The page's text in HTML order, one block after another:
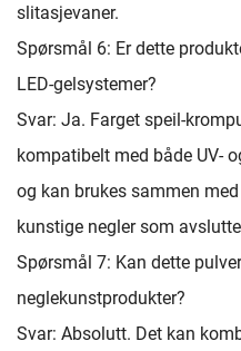
slitasjevaner.
Spørsmål 6: Er dette
LED-gelsystemer?
Svar: Ja. Farget speil-
kompatibelt med både UV-
og kan brukes sammen
kunstige negler som
Spørsmål 7: Kan dette
neglekunstprodukter?
Svar: Absolutt. Det kan